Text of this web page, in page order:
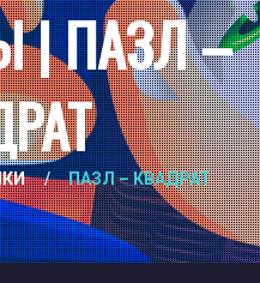
| ПАЗЛ –
/ ПАЗЛ – КВАДРАТ